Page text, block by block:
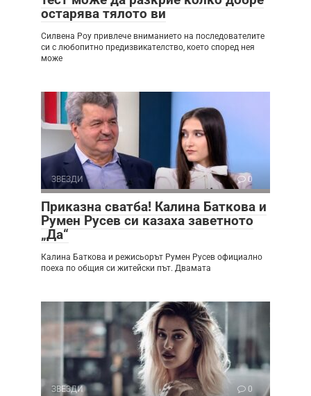
остарява тялото ви
Силвена Роу привлече вниманието на последователите
си с любопитно предизвикателство, което според нея
може
ЗВЕЗДИ 0
Приказна сватба! Калина Баткова и
Румен Русев си казаха заветното
„Да“
Калина Баткова и режисьорът Румен Русев официално
поеха по общия си житейски път. Двамата
ЗВЕЗДИ 0